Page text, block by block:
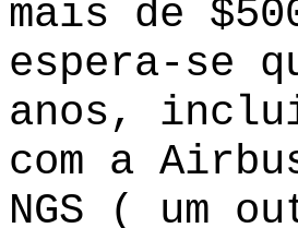
mais de
espera-se
anos,
com a
NGS ( um